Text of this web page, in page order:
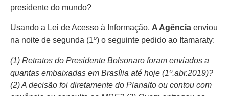
presidente do mundo?
Usando a Lei de Acesso à Informação, A Agência enviou
na noite de segunda (1º) o seguinte pedido ao Itamaraty:
(1) Retratos do Presidente Bolsonaro foram enviados a
quantas embaixadas em Brasília até hoje (1º.abr.2019)?
(2) A decisão foi diretamente do Planalto ou contou com